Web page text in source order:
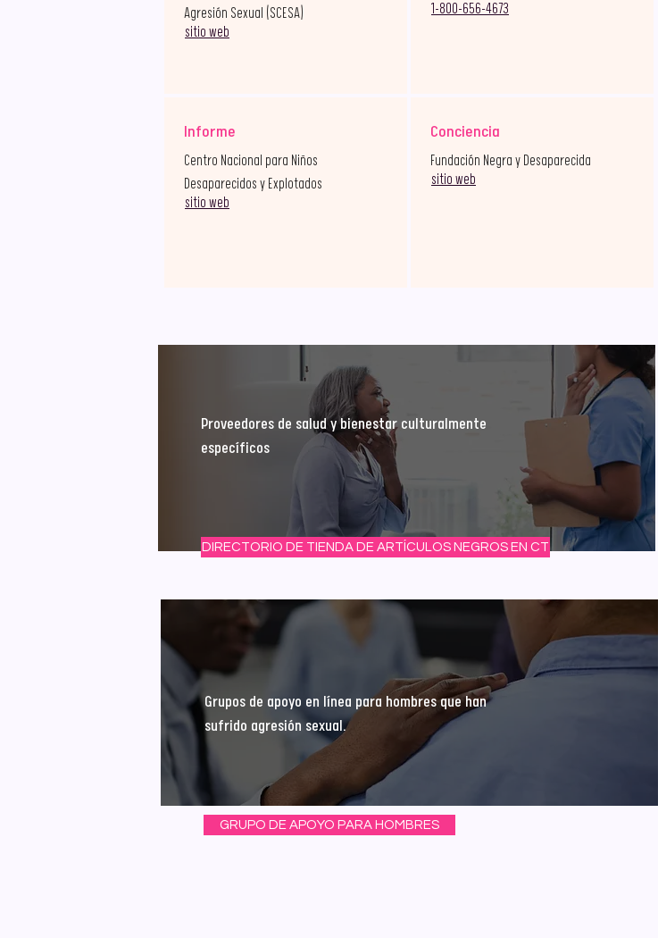
Agresión Sexual (SCESA)
sitio web
Informe
Centro Nacional para Niños
Desaparecidos y Explotados
sitio web
1-800-656-4673
Conciencia
Fundación Negra y Desaparecida
sitio web
Proveedores de salud y bienestar culturalmente
específicos
DIRECTORIO DE TIENDA DE ARTÍCULOS NEGROS EN CT
Grupos de apoyo en línea para hombres que han
sufrido agresión sexual.
GRUPO DE APOYO PARA HOMBRES